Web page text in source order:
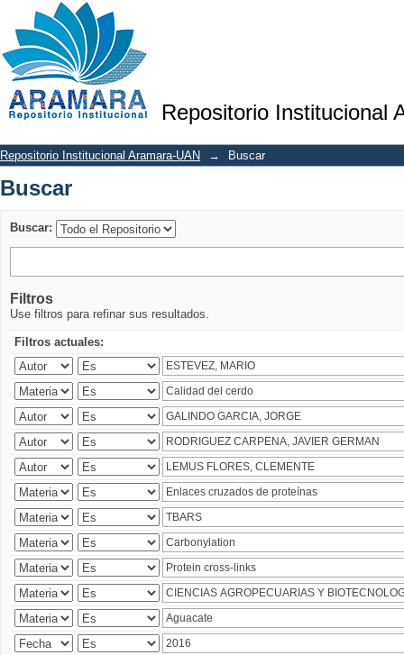
Repositorio Institucional
Buscar
Repositorio Institucional Aramara-UAN → Buscar
Buscar
Buscar:
Filtros
Use filtros para refinar sus resultados.
Filtros actuales: